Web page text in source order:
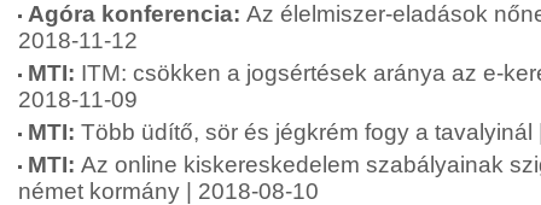
Agóra konferencia: Az élelmiszer-eladások
2018-11-12
MTI: ITM: csökken a jogsértések aránya az e-
2018-11-09
MTI: Több üdítő, sör és jégkrém fogy a tavalyinál
MTI: Az online kiskereskedelem szabályainak
német kormány | 2018-08-10